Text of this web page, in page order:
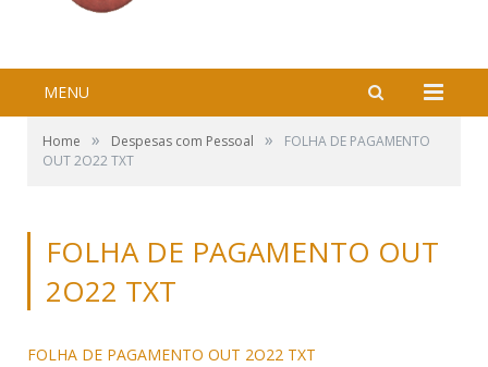
MENU
Home » Despesas com Pessoal »
FOLHA DE PAGAMENTO
OUT 2O22 TXT
FOLHA DE PAGAMENTO OUT
2O22 TXT
FOLHA DE PAGAMENTO OUT 2O22 TXT